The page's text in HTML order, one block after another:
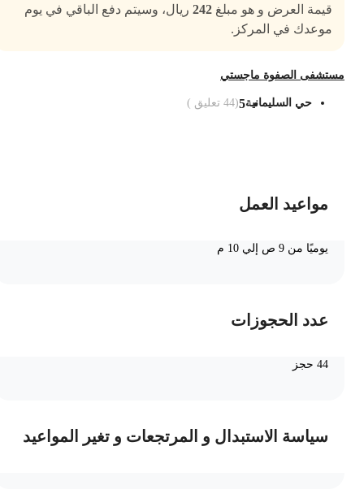
قيمة العرض و هو مبلغ242 ريال، وسيتم دفع الباقي في يوم
موعدك في المركز.
الصفوة ماجستي
حي السليمانية5
(
44تعليق )
مواعيد العمل
يوميًا من 9 ص إلي 10 م
عدد الحجوزات
سياسة الاستبدال و المرتجعات و تغير المواعيد